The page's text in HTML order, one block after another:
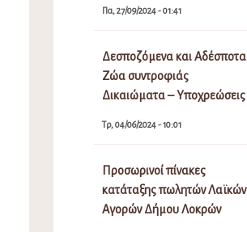
Πα, 27/09/2024 - 01:41
Δεσποζόμενα και Αδέσποτα
Ζώα συντροφιάς
Δικαιώματα – Υποχρεώσεις
Τρ, 04/06/2024 - 10:01
Προσωρινοί πίνακες
κατάταξης πωλητών Λαϊκών
Αγορών Δήμου Λοκρών